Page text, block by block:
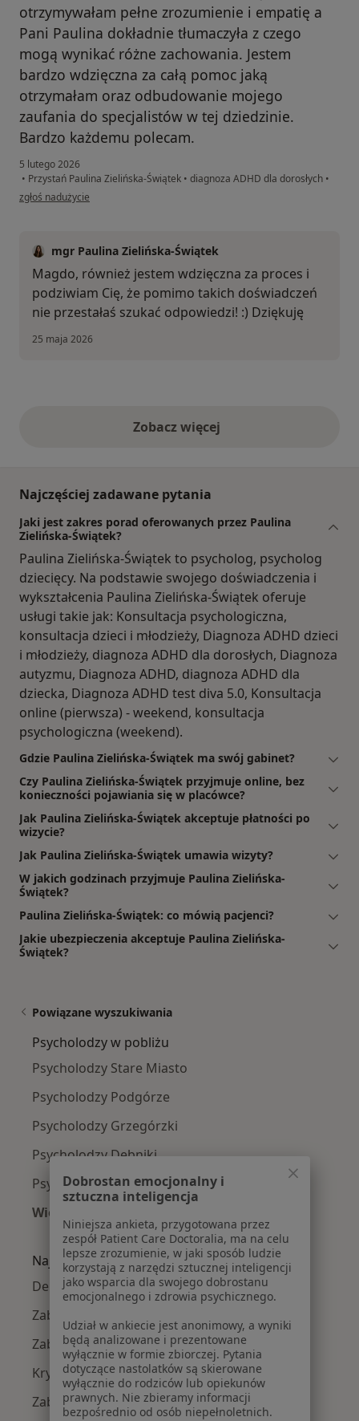
otrzymywałam pełne zrozumienie i empatię a
Pani Paulina dokładnie tłumaczyła z czego
mogą wynikać różne zachowania. Jestem
bardzo wdzięczna za całą pomoc jaką
otrzymałam oraz odbudowanie mojego
zaufania do specjalistów w tej dziedzinie.
Bardzo każdemu polecam.
5 lutego 2026
• Przystań Paulina Zielińska-Świątek • diagnoza ADHD dla dorosłych •
w opinii użytkownika Magda
zgłoś nadużycie
mgr Paulina Zielińska-Świątek
Magdo, również jestem wdzięczna za proces i
podziwiam Cię, że pomimo takich doświadczeń
nie przestałaś szukać odpowiedzi! :) Dziękuję
25 maja 2026
Zobacz więcejopinie powyżej
Najczęściej zadawane pytania
Jaki jest zakres porad oferowanych przez Paulina
Zielińska-Świątek?
Paulina Zielińska-Świątek to psycholog, psycholog
dziecięcy. Na podstawie swojego doświadczenia i
wykształcenia Paulina Zielińska-Świątek oferuje
usługi takie jak: Konsultacja psychologiczna,
konsultacja dzieci i młodzieży, Diagnoza ADHD dzieci
i młodzieży, diagnoza ADHD dla dorosłych, Diagnoza
autyzmu, Diagnoza ADHD, diagnoza ADHD dla
dziecka, Diagnoza ADHD test diva 5.0, Konsultacja
online (pierwsza) - weekend, konsultacja
psychologiczna (weekend).
Gdzie Paulina Zielińska-Świątek ma swój gabinet?
Czy Paulina Zielińska-Świątek przyjmuje online, bez
konieczności pojawiania się w placówce?
Jak Paulina Zielińska-Świątek akceptuje płatności po
wizycie?
Jak Paulina Zielińska-Świątek umawia wizyty?
W jakich godzinach przyjmuje Paulina Zielińska-
Świątek?
Paulina Zielińska-Świątek: co mówią pacjenci?
Jakie ubezpieczenia akceptuje Paulina Zielińska-
Świątek?
Powiązane wyszukiwania
Psycholodzy w pobliżu
Psycholodzy Stare Miasto
Psycholodzy Podgórze
Psycholodzy Grzegórzki
Psycholodzy Dębniki
Psycholodzy Krowodrza
Więcej (14)
Więcej w kategorii: Psycholodzy w pobliżu
Najczęście leczone choroby
Depresja w Krakowie
Zaburzenia lękowe w Krakowie
Zaburzenia nastroju w Krakowie
Kryzys emocjonalny w Krakowie
Zaburzenia emocjonalne w Krakowie
Dobrostan emocjonalny i
sztuczna inteligencja
Niniejsza ankieta, przygotowana przez
zespół Patient Care Doctoralia, ma na celu
lepsze zrozumienie, w jaki sposób ludzie
korzystają z narzędzi sztucznej inteligencji
jako wsparcia dla swojego dobrostanu
emocjonalnego i zdrowia psychicznego.
Udział w ankiecie jest anonimowy, a wyniki
będą analizowane i prezentowane
wyłącznie w formie zbiorczej. Pytania
dotyczące nastolatków są skierowane
wyłącznie do rodziców lub opiekunów
prawnych. Nie zbieramy informacji
bezpośrednio od osób niepełnoletnich.